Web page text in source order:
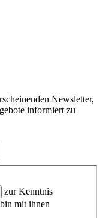
Newsletter,
informiert zu
zur Kenntnis
mit ihnen